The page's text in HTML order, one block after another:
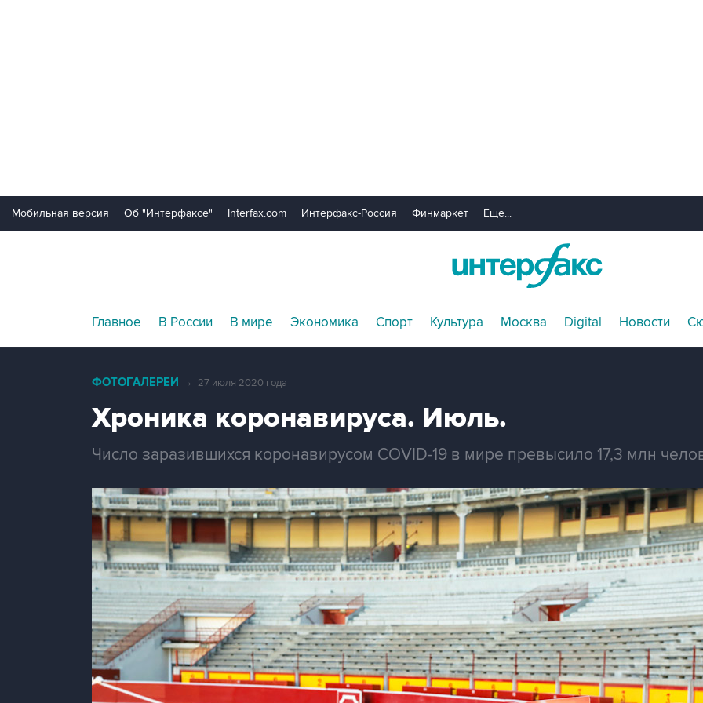
Мобильная версия Об "Интерфаксе" Interfax.com Интерфакс-Россия Финмаркет Еще...
Главное В России В мире Экономика Спорт Культура Москва Digital Новости
ФОТОГАЛЕРЕИ → 27 июля 2020 года
Хроника коронавируса. Июль.
Число заразившихся коронавирусом COVID-19 в мире превысило 17,3 млн